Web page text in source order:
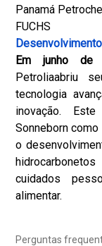
Panamá
FUCHS
Em junho de
Petroliaabriu
tecnologia
inovação.
Sonneborn
o
cuidados
alimentar.
Perguntas